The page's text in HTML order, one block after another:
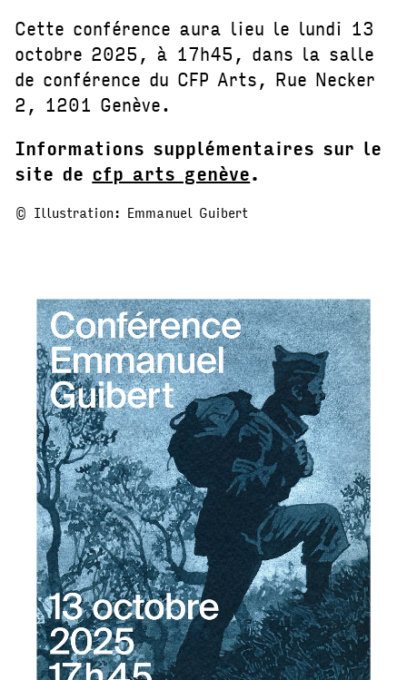
Cette conférence aura lieu le lundi 13
octobre 2025, à 17h45, dans la salle
de conférence du CFP Arts, Rue Necker
2, 1201 Genève.
Informations supplémentaires sur le
site de cfp arts genève.
© Illustration: Emmanuel Guibert